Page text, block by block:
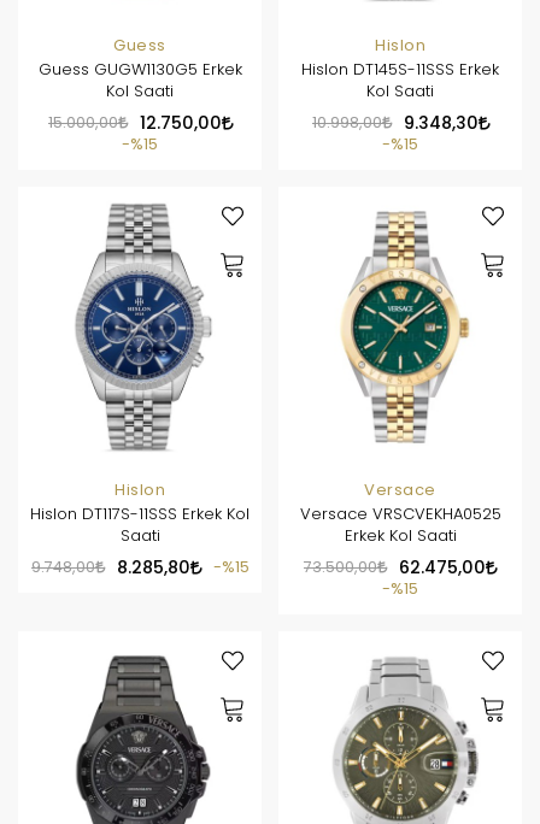
Guess
Guess GUGW1130G5 Erkek
Kol Saati
15.000,00
12.750,00
%15
Hislon
Hislon DT145S-11SSS Erkek
Kol Saati
10.998,00
9.348,30
%15
Hislon
Hislon DT117S-11SSS Erkek Kol
Saati
9.748,00
8.285,80 %15
Versace
Versace VRSCVEKHA0525
Erkek Kol Saati
73.500,00
62.475,00
%15